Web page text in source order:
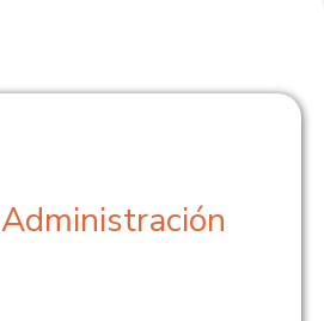
Administración